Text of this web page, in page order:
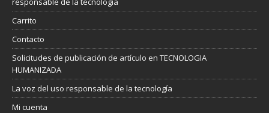
Carrito
Contacto
Solicitudes de publicación de artículo en TECNOLOGIA
HUMANIZADA
La voz del uso responsable de la tecnología
Mi cuenta